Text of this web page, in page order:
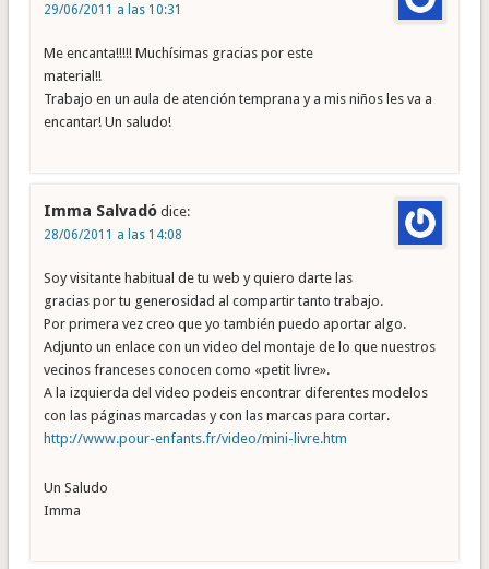
29/06/2011 a las 10:31
Me encanta!!!!! Muchísimas gracias por este
material!!
Trabajo en un aula de atención temprana y a mis niños les va a
encantar! Un saludo!
Imma Salvadó dice:
28/06/2011 a las 14:08
Soy visitante habitual de tu web y quiero darte las
gracias por tu generosidad al compartir tanto trabajo.
Por primera vez creo que yo también puedo aportar algo.
Adjunto un enlace con un video del montaje de lo que nuestros
vecinos franceses conocen como «petit livre».
A la izquierda del video podeis encontrar diferentes modelos
con las páginas marcadas y con las marcas para cortar.
http://www.pour-enfants.fr/video/mini-livre.htm
Un Saludo
Imma